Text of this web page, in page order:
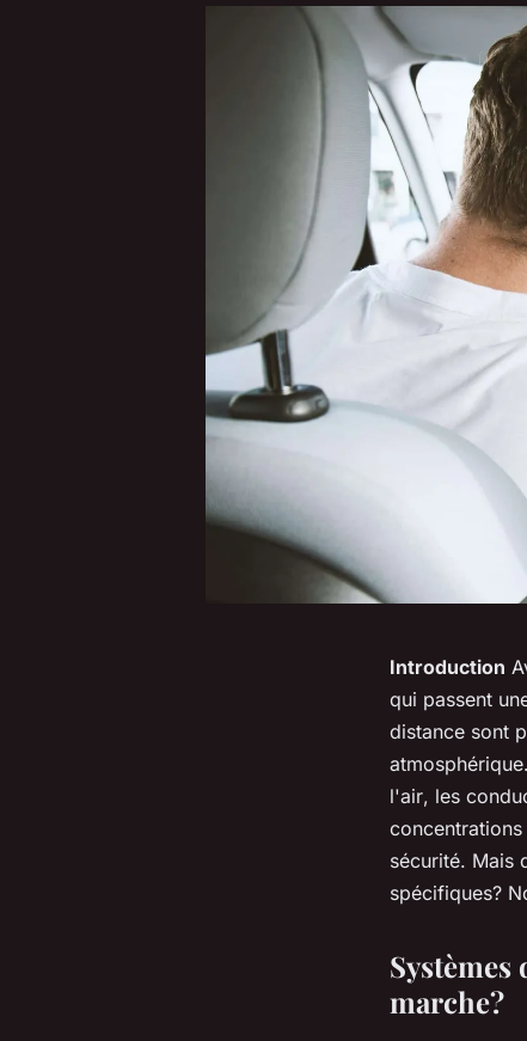
Introduction
qui passent
distance sont
atmosphérique
l'air, les
sécurité. Mais
spécifiques?
marche?